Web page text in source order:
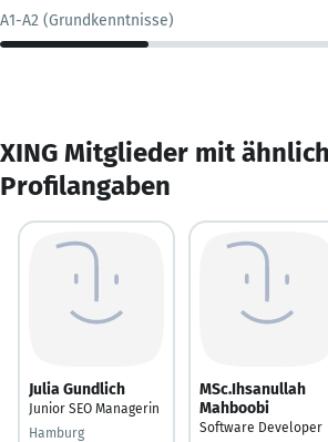
A1-A2 (Grundkenntnisse)
XING Mitglieder mit
Profilangaben
Julia Gundlich
Junior SEO Managerin
Hamburg
MSc.Ihsanullah
Mahboobi
Software Developer